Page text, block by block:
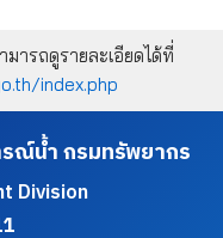
ารถดูรายละเอียดได้ที่
index.php
รณ์น้ำ กรมทรัพยากร
Division